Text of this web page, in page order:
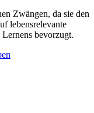
Zwängen, da sie den
lebensrelevante
bevorzugt.